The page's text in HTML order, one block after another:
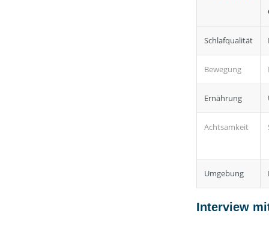
Schlafqualität
Bewegung
Ernährung
Achtsamkeit
Umgebung
Interview